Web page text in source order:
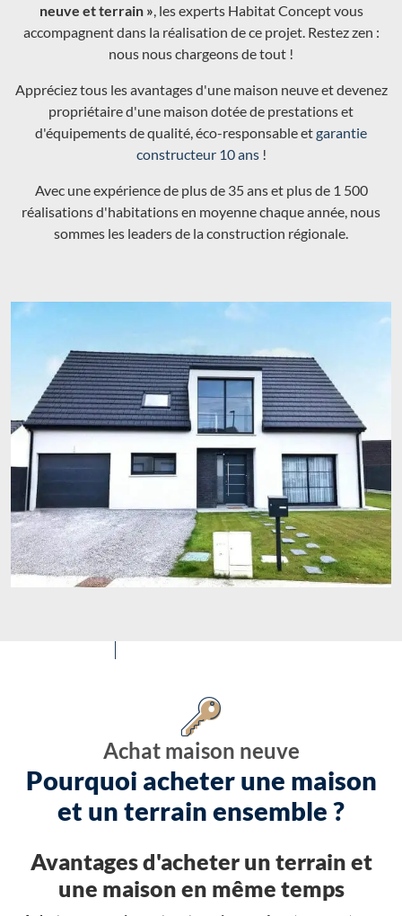
neuve et terrain », les experts Habitat Concept vous
accompagnent dans la réalisation de ce projet. Restez zen :
nous nous chargeons de tout !
Appréciez tous les avantages d'une maison neuve et devenez
propriétaire d'une maison dotée de prestations et
d'équipements de qualité, éco-responsable etgarantie
constructeur 10 ans!
Avec une expérience de plus de 35 ans et plus de 1 500
réalisations d'habitations en moyenne chaque année, nous
sommes les leaders de la construction régionale.
Achat maison neuve
Pourquoi acheter une maison
et un terrain ensemble ?
Avantages d'acheter un terrain et
une maison en même temps